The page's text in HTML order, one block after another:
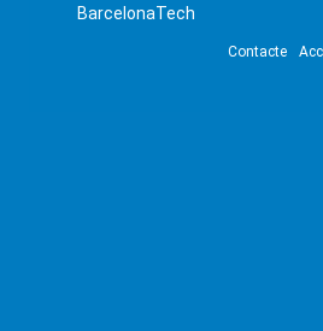
BarcelonaTech
Contacte